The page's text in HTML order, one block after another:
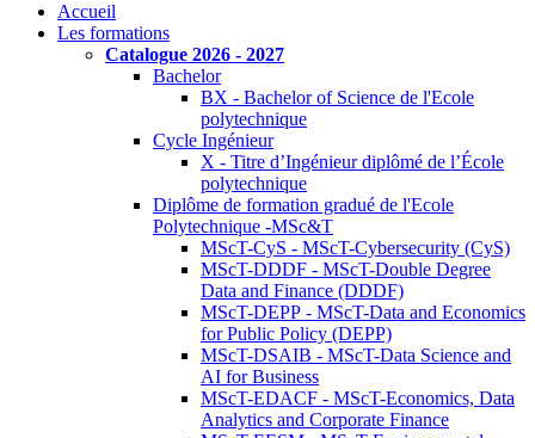
Accueil
Les formations
Catalogue 2026 - 2027
Bachelor
BX - Bachelor of Science de l'Ecole
polytechnique
Cycle Ingénieur
X - Titre d’Ingénieur diplômé de l’École
polytechnique
Diplôme de formation gradué de l'Ecole
Polytechnique -MSc&T
MScT-CyS - MScT-Cybersecurity (CyS)
MScT-DDDF - MScT-Double Degree
Data and Finance (DDDF)
MScT-DEPP - MScT-Data and Economics
for Public Policy (DEPP)
MScT-DSAIB - MScT-Data Science and
AI for Business
MScT-EDACF - MScT-Economics, Data
Analytics and Corporate Finance